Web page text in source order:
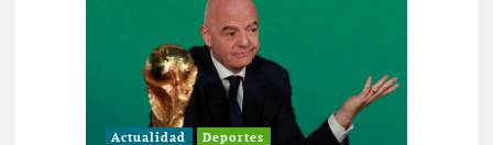
Actualidad Deportes